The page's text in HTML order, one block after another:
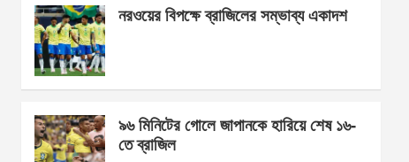
b
o
o
k
n
g
er
s
e
নরওয়ের বিপক্ষে ব্রাজিলের সম্ভাব্য একাদশ
৯৬ মিনিটের গোলে জাপানকে হারিয়ে শেষ ১৬-
তে ব্রাজিল